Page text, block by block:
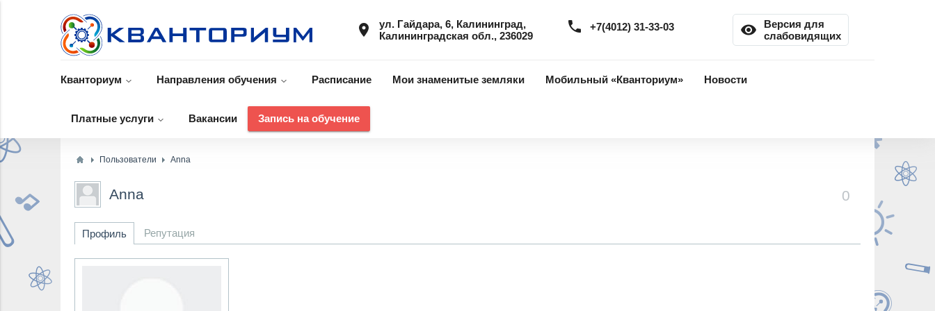
place
ул. Гайдара, 6, Калининград,
Калининградская обл., 236029
phone +7(4012) 31-33-03 remove_red_eye
Версия для
слабовидящих
Кванториум Направления обучения Расписание Мои знаменитые земляки Мобильный «Кванториум» Новости
Платные услуги Вакансии Запись на обучение
Пользователи Anna
0
Anna
Профиль Репутация